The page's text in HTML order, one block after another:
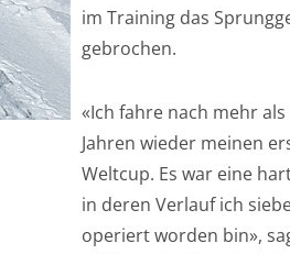
im Training das
gebrochen.
«Ich fahre nach mehr als
Jahren wieder meinen
Weltcup. Es war eine
in deren Verlauf ich
operiert worden bin»,